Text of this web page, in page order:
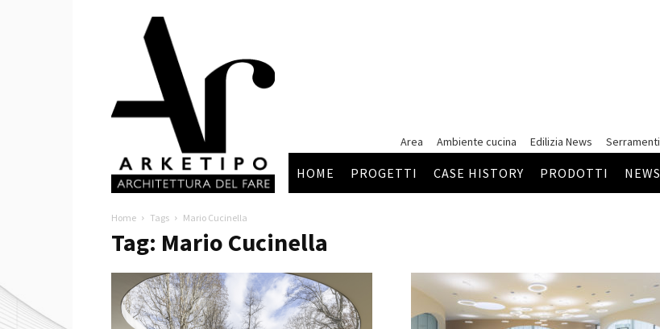
Arketipo
Area
Ambiente cucina Edilizia News Serramenti
HOME PROGETTI CASE HISTORY PRODOTTI NEWS
Home Tags Mario Cucinella
Tag: Mario Cucinella